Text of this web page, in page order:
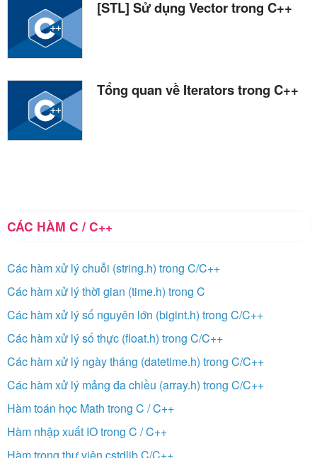
[STL] Sử dụng Vector trong C++
Tổng quan về Iterators trong C++
CÁC HÀM C / C++
Các hàm xử lý chuỗi (string.h) trong C/C++
Các hàm xử lý thời gian (time.h) trong C
Các hàm xử lý số nguyên lớn (bigint.h) trong C/C++
Các hàm xử lý số thực (float.h) trong C/C++
Các hàm xử lý ngày tháng (datetime.h) trong C/C++
Các hàm xử lý mảng đa chiều (array.h) trong C/C++
Hàm toán học Math trong C / C++
Hàm nhập xuất IO trong C / C++